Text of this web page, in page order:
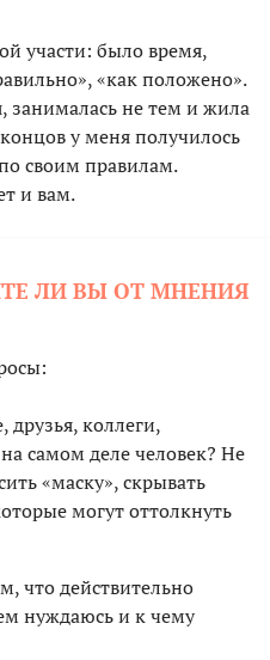
участи: было время,
«как положено».
занималась не тем и жила
у меня получилось
своим правилам.
и вам.
ЛИ ВЫ ОТ МНЕНИЯ
коллеги,
самом деле человек? Не
«маску», скрывать
могут оттолкнуть
что действительно
нуждаюсь и к чему